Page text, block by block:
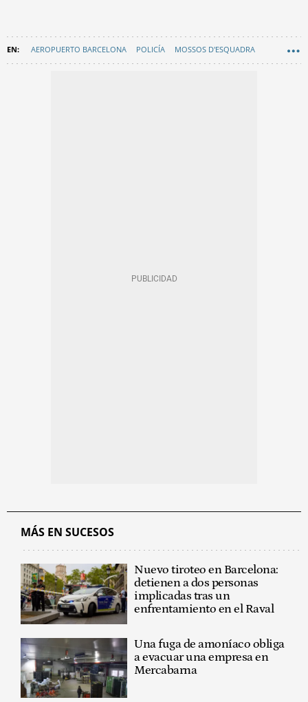
AEROPUERTO BARCELONA POLICÍA MOSSOS D'ESQUADRA
MÁS EN SUCESOS
Nuevo tiroteo en Barcelona:
detienen a dos personas
implicadas tras un
enfrentamiento en el Raval
Una fuga de amoníaco obliga
a evacuar una empresa en
Mercabarna